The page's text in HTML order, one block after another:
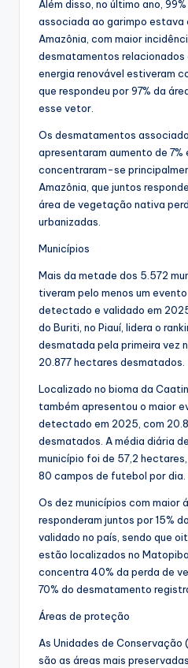
Além disso, no último ano,
associada ao garimpo estava
Amazônia, com maior
desmatamentos relacionados
energia renovável estiveram
que respondeu por 97% da
esse vetor.
Os desmatamentos
apresentaram aumento de
concentraram-se
Amazônia, que juntos
área de vegetação nativa
urbanizadas.
Municípios
Mais da metade dos 5.572
tiveram pelo menos um
detectado e validado em
do Buriti, no Piauí, lidera o
desmatada pela primeira vez
20.877 hectares desmatados.
Localizado no bioma da
também apresentou o maior
detectado em 2025, com
desmatados. A média diária
município foi de 57,2
80 campos de futebol por dia.
Os dez municípios com maior
responderam juntos por 15%
validado no país, sendo que
estão localizados no
concentra 40% da perda de
70% do desmatamento
Áreas de proteção
As Unidades de Conservação
são as áreas mais